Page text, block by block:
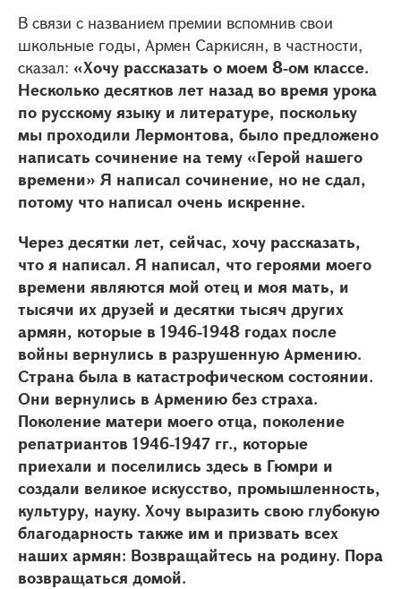
В связи с названием премии вспомнив свои
школьные годы, Армен Саркисян, в частности,
сказал: «Хочу рассказать о моем 8-ом классе.
Несколько десятков лет назад во время урока
по русскому языку и литературе, поскольку
мы проходили Лермонтова, было предложено
написать сочинение на тему «Герой нашего
времени» Я написал сочинение, но не сдал,
потому что написал очень искренне.
Через десятки лет, сейчас, хочу рассказать,
что я написал. Я написал, что героями моего
времени являются мой отец и моя мать, и
тысячи их друзей и десятки тысяч других
армян, которые в 1946-1948 годах после
войны вернулись в разрушенную Армению.
Страна была в катастрофическом состоянии.
Они вернулись в Армению без страха.
Поколение матери моего отца, поколение
репатриантов 1946-1947 гг., которые
приехали и поселились здесь в Гюмри и
создали великое искусство, промышленность,
культуру, науку. Хочу выразить свою глубокую
благодарность также им и призвать всех
наших армян: Возвращайтесь на родину. Пора
возвращаться домой.